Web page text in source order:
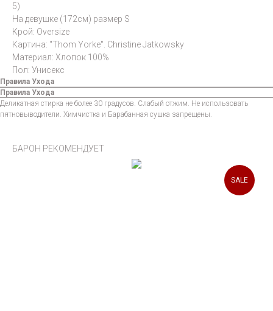
5)
На девушке (172см) размер S
Крой: Oversize
Картина: "Thom Yorke". Christine Jatkowsky
Материал: Хлопок 100%
Пол: Унисекс
Правила Ухода
Правила Ухода
Деликатная стирка не более 30 градусов. Слабый отжим. Не использовать
пятновыводители. Химчистка и Барабанная сушка запрещены.
БАРОН РЕКОМЕНДУЕТ
SALE